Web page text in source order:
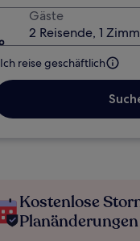
Gäste
2 Reisende, 1
Ich reise geschäftlich
Kostenlose
Planänderungen